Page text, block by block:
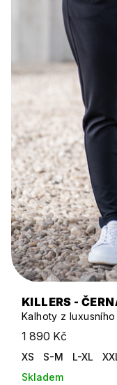
KILLERS -
Kalhoty z
1 890 Kč
XS S-M L-XL
Skladem